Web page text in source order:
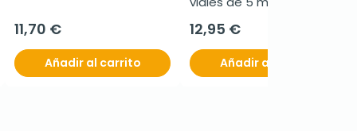
11,70 €
Añadir al carrito
12,95 €
Añadir al carrito